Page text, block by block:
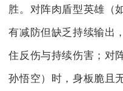
胜。对阵肉盾型英雄（
有减防但缺乏持续输出
住反伤与持续伤害；对
孙悟空）时，身板脆且